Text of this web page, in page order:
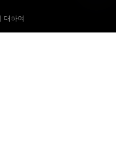
대하여